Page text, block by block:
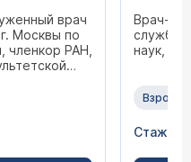
врач
Москвы по
членкор РАН,
Врач-
службой
наук,
Стаж 37